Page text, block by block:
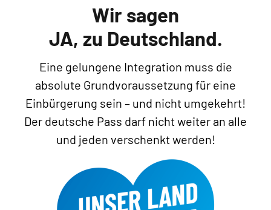
Wir sagen
JA, zu Deutschland.
Eine gelungene Integration muss die
absolute Grundvoraussetzung für eine
Einbürgerung sein – und nicht umgekehrt!
Der deutsche Pass darf nicht weiter an alle
und jeden verschenkt werden!